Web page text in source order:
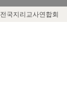
전국지리교사연합회